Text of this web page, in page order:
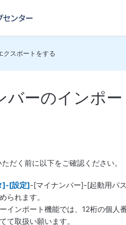
クスポートをする
バーのインポ
だく前に以下をご確認ください。
]-[設定]-[マイナンバー]-[起動用パ
られます。
インポート機能では、12桁の個人
て取扱い願います。